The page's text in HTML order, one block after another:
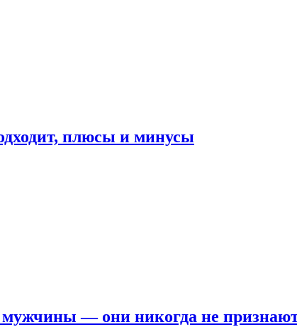
плюсы и минусы
— они никогда не